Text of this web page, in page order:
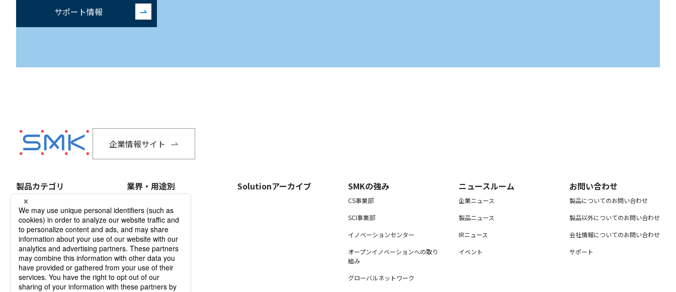
サポート情報
企業情報サイト
製品カテゴリ 業界・用途別 Solutionアーカイブ SMKの強み
CS事業部
SCI事業部
イノベーションセンター
オープンイノベーションへの取り
組み
グローバルネットワーク
ニュースルーム
企業ニュース
製品ニュース
IRニュース
イベント
お問い合わせ
製品についてのお問い合わせ
製品以外についてのお問い合わせ
会社情報についてのお問い合わせ
サポート